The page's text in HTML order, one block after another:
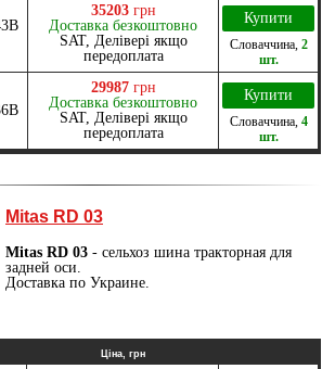
35203 грн
Доставка безкоштовно
SAT, Делівері якщо
передоплата
Купити
Словаччина, 2
шт.
29987 грн
Доставка безкоштовно
SAT, Делівері якщо
передоплата
Купити
Словаччина, 4
шт.
Mitas RD 03
Mitas RD 03 - сельхоз шина тракторная для
задней оси.
Доставка по Украине.
Ціна, грн